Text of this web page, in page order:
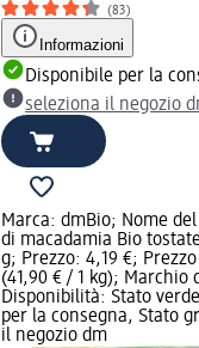
(83)
Informazioni
Disponibile per la
seleziona il negozio
Marca: dmBio; Nome
di macadamia Bio
g; Prezzo: 4,19 €;
(41,90 € / 1 kg); Marchio
Disponibilità: Stato
per la consegna, Stato
il negozio dm